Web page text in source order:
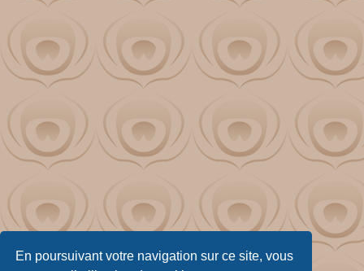
En poursuivant votre navigation sur ce site, vous